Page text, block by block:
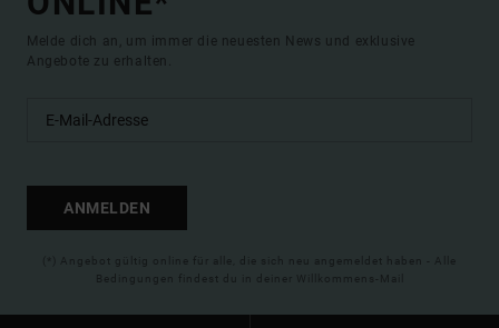
Melde dich an, um immer die neuesten News und exklusive
Angebote zu erhalten.
ANMELDEN
(*) Angebot gültig online für alle, die sich neu angemeldet haben - Alle
Bedingungen findest du in deiner Willkommens-Mail